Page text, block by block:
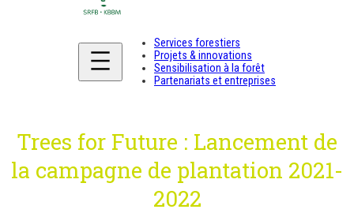
DE
Services forestiers
Projets & innovations
Sensibilisation à la forêt
Partenariats et entreprises
Trees for Future : Lancement de
la campagne de plantation 2021-
2022